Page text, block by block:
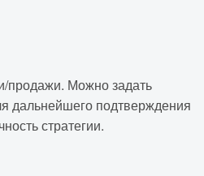
продажи. Можно задать
дальнейшего подтверждения
стратегии.